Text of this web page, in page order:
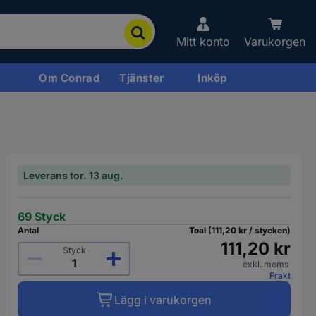
Mitt konto Varukorgen
Om Conrad Tjänster Inköp
Leverans tor. 13 aug.
69 Styck
Antal
Styck
Toal (111,20 kr / stycken)
111,20 kr
exkl. moms
Frakt
Lägg i varukorgen